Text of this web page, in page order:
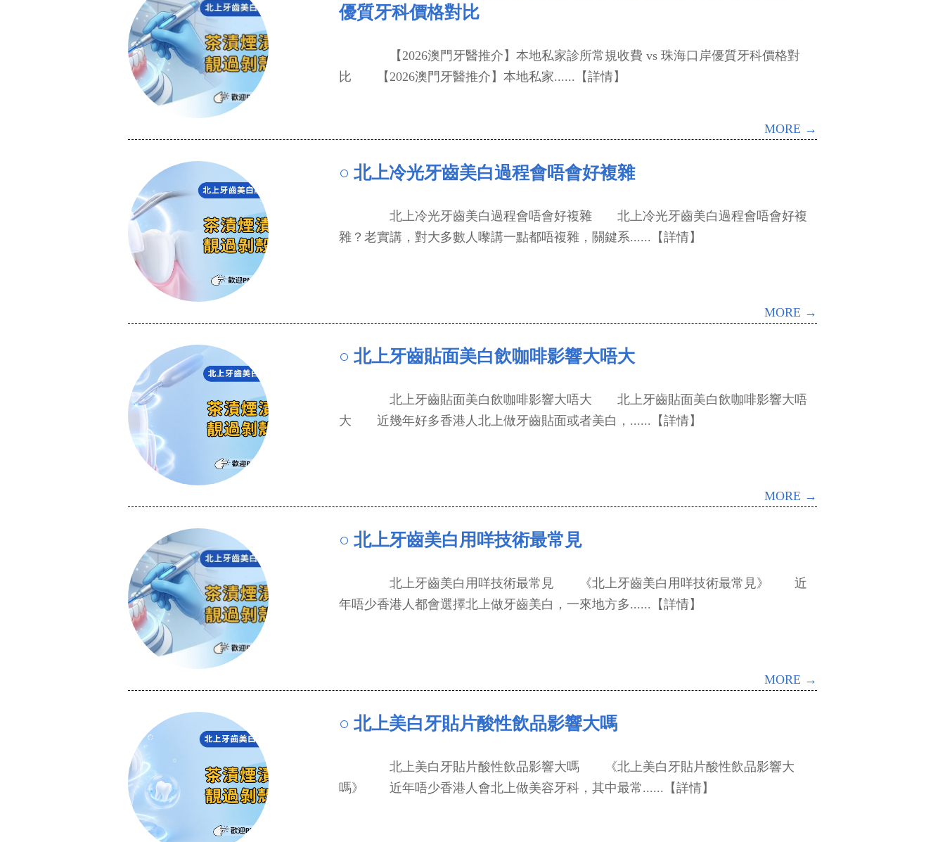
優質牙科價格對比
【2026澳門牙醫推介】本地私家診所常規收費 vs 珠海口岸優質牙科價格對
比 【2026澳門牙醫推介】本地私家......【詳情】
MORE →
○ 北上冷光牙齒美白過程會唔會好複雜
北上冷光牙齒美白過程會唔會好複雜 北上冷光牙齒美白過程會唔會好複
雜？老實講，對大多數人嚟講一點都唔複雜，關鍵系......【詳情】
MORE →
○ 北上牙齒貼面美白飲咖啡影響大唔大
北上牙齒貼面美白飲咖啡影響大唔大 北上牙齒貼面美白飲咖啡影響大唔
大 近幾年好多香港人北上做牙齒貼面或者美白，......【詳情】
MORE →
○ 北上牙齒美白用咩技術最常見
北上牙齒美白用咩技術最常見 《北上牙齒美白用咩技術最常見》 近
年唔少香港人都會選擇北上做牙齒美白，一來地方多......【詳情】
MORE →
○ 北上美白牙貼片酸性飲品影響大嗎
北上美白牙貼片酸性飲品影響大嗎 《北上美白牙貼片酸性飲品影響大
嗎》 近年唔少香港人會北上做美容牙科，其中最常......【詳情】